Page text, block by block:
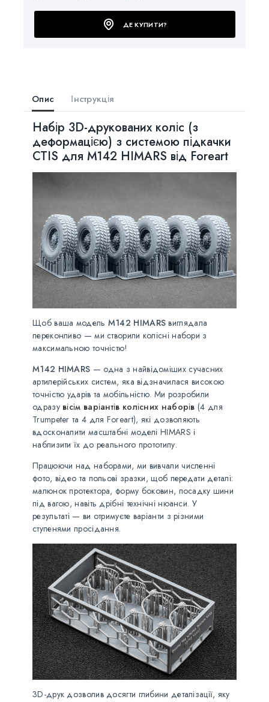
ДЕ КУПИТИ?
Опис Інструкція
Набір 3D-друкованих коліс (з
деформацією) з системою підкачки
CTIS для M142 HIMARS від Foreart
Щоб ваша модель M142 HIMARS виглядала
переконливо — ми створили колісні набори з
максимальною точністю!
M142 HIMARS — одна з найвідоміших сучасних
артилерійських систем, яка відзначилася високою
точністю ударів та мобільністю. Ми розробили
одразу вісім варіантів колісних наборів (4 для
Trumpeter та 4 для Foreart), які дозволяють
вдосконалити масштабні моделі HIMARS і
наблизити їх до реального прототипу.
Працюючи над наборами, ми вивчали численні
фото, відео та польові зразки, щоб передати деталі:
малюнок протектора, форму боковин, посадку шини
під вагою, навіть дрібні технічні нюанси. У
результаті — ви отримуєте варіанти з різними
ступенями просідання.
3D-друк дозволив досягти глибини деталізації, яку